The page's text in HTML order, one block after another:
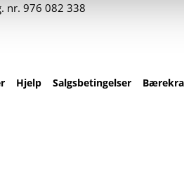
nr. 976 082 338
HjelpSalgsbetingelser